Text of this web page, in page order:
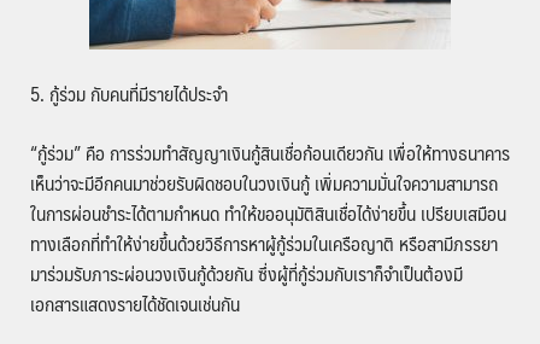
5. กู้ร่วม กับคนที่มีรายได้ประจำ
“กู้ร่วม” คือ การร่วมทำสัญญาเงินกู้สินเชื่อก้อนเดียวกัน เพื่อให้ทางธนาคาร
เห็นว่าจะมีอีกคนมาช่วยรับผิดชอบในวงเงินกู้ เพิ่มความมั่นใจความสามารถ
ในการผ่อนชำระได้ตามกำหนด ทำให้ขออนุมัติสินเชื่อได้ง่ายขึ้น เปรียบเสมือน
ทางเลือกที่ทำให้ง่ายขึ้นด้วยวิธีการหาผู้กู้ร่วมในเครือญาติ หรือสามีภรรยา
มาร่วมรับภาระผ่อนวงเงินกู้ด้วยกัน ซึ่งผู้ที่กู้ร่วมกับเราก็จำเป็นต้องมี
เอกสารแสดงรายได้ชัดเจนเช่นกัน